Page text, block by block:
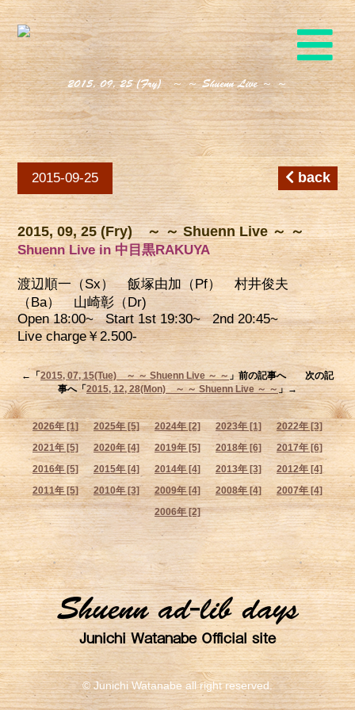
2015, 09, 25 (Fry) ～ ～ Shuenn Live ～ ～
2015-09-25
2015, 09, 25 (Fry) ～ ～ Shuenn Live ～ ～
back
Shuenn Live in 中目黒RAKUYA
渡辺順一（Sx） 飯塚由加（Pf） 村井俊夫
（Ba） 山崎彰（Dr)
Open 18:00~ Start 1st 19:30~ 2nd 20:45~
Live charge￥2.500-
←「2015, 07, 15(Tue) ～ ～ Shuenn Live ～ ～」前の記事へ 次の記
事へ「2015, 12, 28(Mon) ～ ～ Shuenn Live ～ ～」→
2026年 [1] 2025年 [5] 2024年 [2] 2023年 [1]
2022年 [3]
2021年 [5]
2020年 [4] 2019年 [5] 2018年 [6]
2017年 [6]
2016年 [5]
2015年 [4] 2014年 [4] 2013年 [3]
2012年 [4]
2011年 [5]
2010年 [3] 2009年 [4] 2008年 [4]
2007年 [4]
2006年 [2]
Shuenn ad-lib days
Junichi Watanabe Official site
© Junichi Watanabe all right reserved.